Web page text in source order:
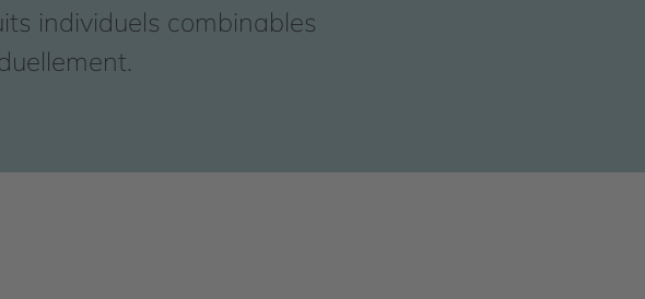
individuels combinables